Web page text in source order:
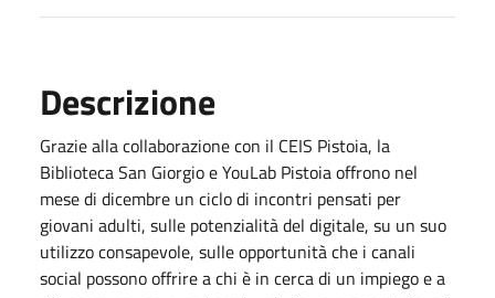
Descrizione
Grazie alla collaborazione con il CEIS Pistoia, la
Biblioteca San Giorgio e YouLab Pistoia offrono nel
mese di dicembre un ciclo di incontri pensati per
giovani adulti, sulle potenzialità del digitale, su un suo
utilizzo consapevole, sulle opportunità che i canali
social possono offrire a chi è in cerca di un impiego e a